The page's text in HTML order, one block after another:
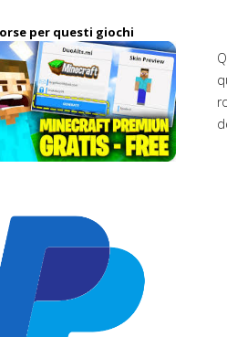
per questi giochi